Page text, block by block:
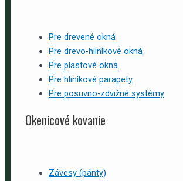
Pre drevené okná
Pre drevo-hliníkové okná
Pre plastové okná
Pre hliníkové parapety
Pre posuvno-zdvižné systémy
Okenicové kovanie
Závesy (pánty)